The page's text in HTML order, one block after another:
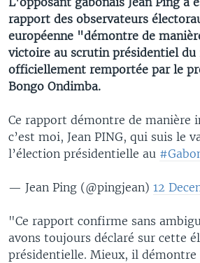
rapport des observateurs
européenne "démontre de
victoire au scrutin présidentiel du
officiellement remportée par le
Bongo Ondimba.
Ce rapport démontre de manière
c’est moi, Jean PING, qui suis le
l’élection présidentielle au
— Jean Ping (@pingjean) 12
"Ce rapport confirme sans
avons toujours déclaré sur cette
présidentielle. Mieux, il démontre